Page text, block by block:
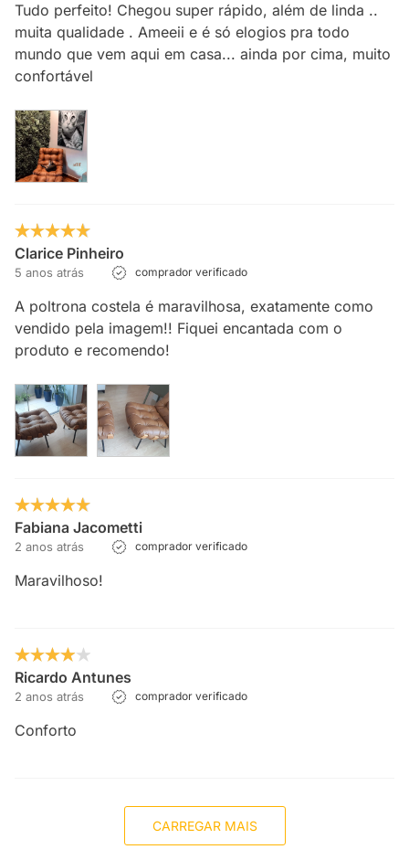
Tudo perfeito! Chegou super rápido, além de linda ..
muita qualidade . Ameeii e é só elogios pra todo
mundo que vem aqui em casa... ainda por cima, muito
confortável
Clarice Pinheiro
5 anos atrás comprador verificado
A poltrona costela é maravilhosa, exatamente como
vendido pela imagem!! Fiquei encantada com o
produto e recomendo!
Fabiana Jacometti
2 anos atrás comprador verificado
Maravilhoso!
Ricardo Antunes
2 anos atrás comprador verificado
Conforto
CARREGAR MAIS